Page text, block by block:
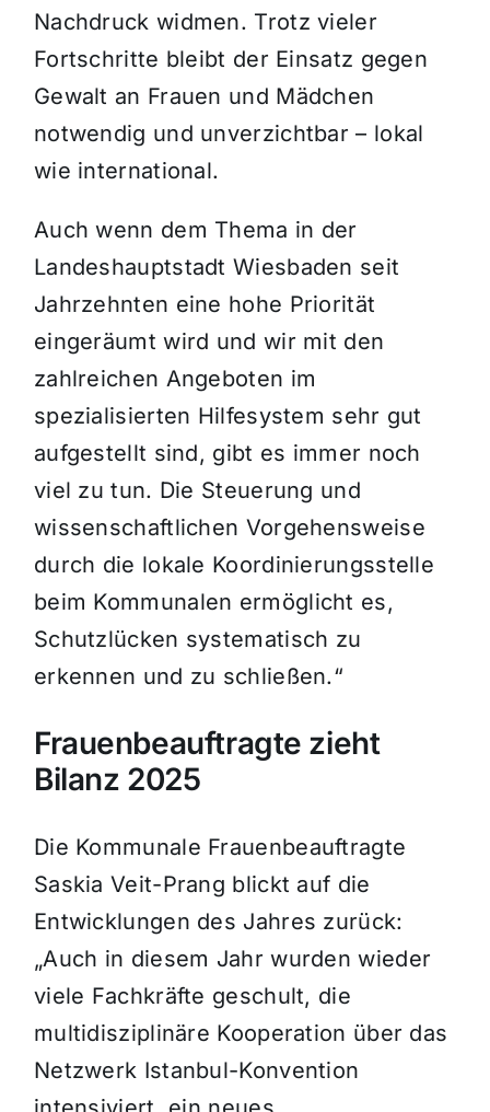
Nachdruck widmen. Trotz vieler
Fortschritte bleibt der Einsatz gegen
Gewalt an Frauen und Mädchen
notwendig und unverzichtbar – lokal
wie international.
Auch wenn dem Thema in der
Landeshauptstadt Wiesbaden seit
Jahrzehnten eine hohe Priorität
eingeräumt wird und wir mit den
zahlreichen Angeboten im
spezialisierten Hilfesystem sehr gut
aufgestellt sind, gibt es immer noch
viel zu tun. Die Steuerung und
wissenschaftlichen Vorgehensweise
durch die lokale Koordinierungsstelle
beim Kommunalen ermöglicht es,
Schutzlücken systematisch zu
erkennen und zu schließen.“
Frauenbeauftragte zieht
Bilanz 2025
Die Kommunale Frauenbeauftragte
Saskia Veit-Prang blickt auf die
Entwicklungen des Jahres zurück:
„Auch in diesem Jahr wurden wieder
viele Fachkräfte geschult, die
multidisziplinäre Kooperation über das
Netzwerk Istanbul-Konvention